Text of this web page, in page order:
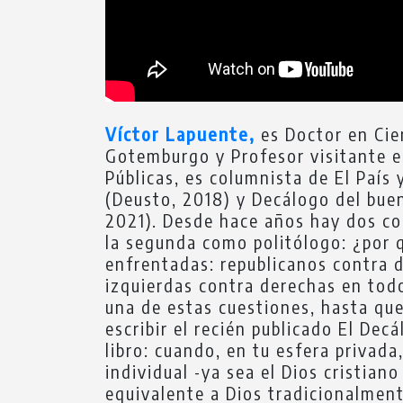
Víctor Lapuente, es Doctor en Ciencias Políticas por la Universidad de Oxford, Catedrático en la Universidad de Gotemburgo y Profesor visitante en ESADE. Se dedica al estudio comparado de Administraciones y Políticas Públicas, es columnista de El País y colaborador de la Cadena SER. Es autor, entre otros, de Organizando el Leviatán (Deusto, 2018) y Decálogo del buen ciudadano. Cómo ser mejores personas en un mundo narcisista (Península, 2021). Desde hace años hay dos cosas que me preocupan. La primera como persona: ¿cuál es el sentido de la vida? Y la segunda como politólogo: ¿por qué la sociedad se está polarizando, dividiendo en tribus políticas cada vez más enfrentadas: republicanos contra demócratas en EEUU, constitucionalistas contra independentistas en Cataluña, izquierdas contra derechas en todos los lugares? Durante mucho tiempo pensé en escribir dos libros, uno sobre cada una de estas cuestiones, hasta que me di cuenta de que estaban indeleblemente imbricadas. Lo que me llevó a escribir el recién publicado El Decálogo del Buen Ciudadano (Ed. Península). He aquí la conexión que vertebra el libro: cuando, en tu esfera privada, tienes un ideal transcendental que da sentido a tu vida, algo que supera tu Yo individual -ya sea el Dios cristiano para alguien por ejemplo de derechas, la Pachamama para un ecologista o el equivalente a Dios tradicionalmente para mucha gente de izquierdas, la Patria-, no necesitas buscar un trascendente en tu esfera pública, en la política. Es decir, no necesitas encomendarte a un político salvador (sea un payaso nacionalista como Donald Trump o un militar bolivariano como Hugo Chávez) o a una ideología mesiánica